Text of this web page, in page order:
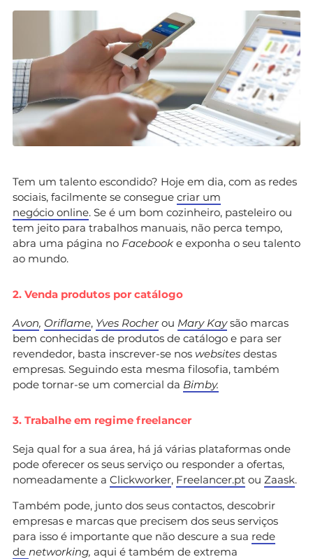
Tem um talento escondido? Hoje em dia, com as redes
sociais, facilmente se consegue criar um
negócio online. Se é um bom cozinheiro, pasteleiro ou
tem jeito para trabalhos manuais, não perca tempo,
abra uma página no Facebook e exponha o seu talento
ao mundo.
2. Venda produtos por catálogo
Avon, Oriflame, Yves Rocherou Mary Kaysão marcas
bem conhecidas de produtos de catálogo e para ser
revendedor, basta inscrever-se nos websites destas
empresas. Seguindo esta mesma filosofia, também
pode tornar-se um comercial da Bimby.
3. Trabalhe em regime freelancer
Seja qual for a sua área, há já várias plataformas onde
pode oferecer os seus serviço ou responder a ofertas,
nomeadamente a Clickworker, Freelancer.pt ou Zaask.
Também pode, junto dos seus contactos, descobrir
empresas e marcas que precisem dos seus serviços
para isso é importante que não descure a sua rede
de networking, aqui é também de extrema